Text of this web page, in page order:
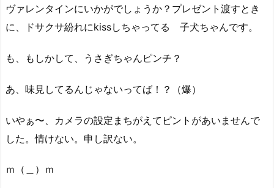
ヴァレンタインにいかがでしょうか？プレゼント渡すとき
に、ドサクサ紛れにkissしちゃってる 子犬ちゃんです。
も、もしかして、うさぎちゃんピンチ？
あ、味見してるんじゃないってば！？（爆）
いやぁ〜、カメラの設定まちがえてピントがあいませんで
した。情けない。申し訳ない。
ｍ（＿）ｍ